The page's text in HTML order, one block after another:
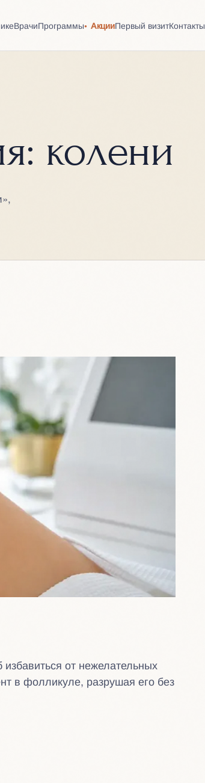
ВрачиПрограммы АкцииПервый визитКонтакты
колени
от нежелательных
в фолликуле, разрушая его без